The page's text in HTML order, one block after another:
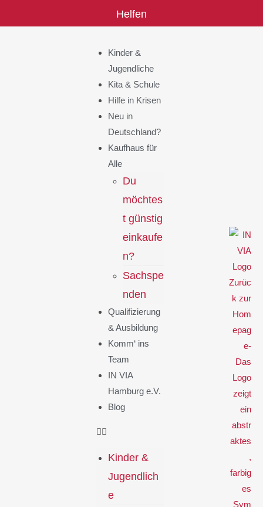
Helfen
Kinder &
Jugendliche
Kita & Schule
Hilfe in Krisen
Neu in
Deutschland?
Kaufhaus für
Alle
Du
möchtes
t günstig
einkaufe
n?
Sachspe
nden
Qualifizierung
& Ausbildung
Komm‘ ins
Team
IN VIA
Hamburg e.V.
Blog
Kinder &
Jugendlich
e